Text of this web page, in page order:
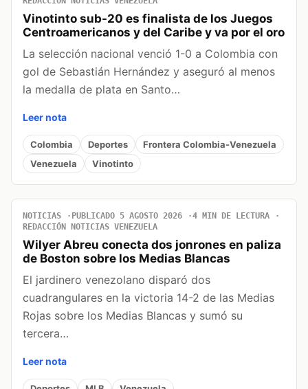
Vinotinto sub-20 es finalista de los Juegos
Centroamericanos y del Caribe y va por el oro
La selección nacional venció 1-0 a Colombia con
gol de Sebastián Hernández y aseguró al menos
la medalla de plata en Santo…
Leer nota
Colombia Deportes
Frontera Colombia-Venezuela
Venezuela
Vinotinto
NOTICIAS PUBLICADO 5 AGOSTO 2026
4 MIN DE LECTURA
REDACCIÓN NOTICIAS VENEZUELA
Wilyer Abreu conecta dos jonrones en paliza
de Boston sobre los Medias Blancas
El jardinero venezolano disparó dos
cuadrangulares en la victoria 14-2 de las Medias
Rojas sobre los Medias Blancas y sumó su
tercera…
Leer nota